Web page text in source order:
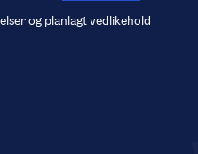
og planlagt vedlikehold